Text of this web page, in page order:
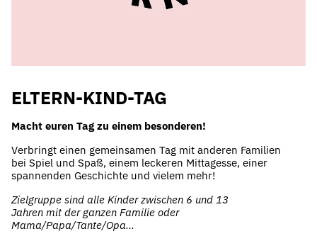
ELTERN-KIND-TAG
Macht euren Tag zu einem besonderen!
Verbringt einen gemeinsamen Tag mit anderen Familien
bei Spiel und Spaß, einem leckeren Mittagesse, einer
spannenden Geschichte und vielem mehr!
Zielgruppe sind alle Kinder zwischen 6 und 13
Jahren mit der ganzen Familie oder
Mama/Papa/Tante/Opa...